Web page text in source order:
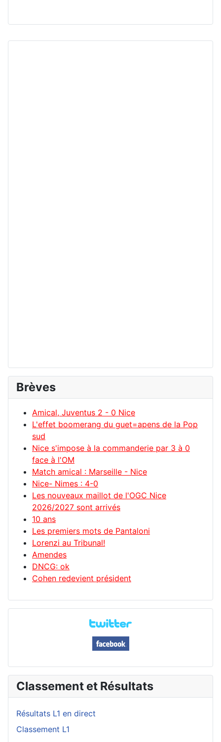
Brèves
Amical, Juventus 2 - 0 Nice
L'effet boomerang du guet=apens de la Pop
sud
Nice s'impose à la commanderie par 3 à 0
face à l'OM
Match amical : Marseille - Nice
Nice- Nimes : 4-0
Les nouveaux maillot de l'OGC Nice
2026/2027 sont arrivés
10 ans
Les premiers mots de Pantaloni
Lorenzi au Tribunal!
Amendes
DNCG: ok
Cohen redevient président
Classement et Résultats
Résultats L1 en direct
Classement L1